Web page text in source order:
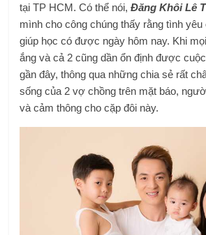
tại TP HCM. Có thể nói, Đăng Khôi Lê
mình cho công chúng thấy rằng tình
giúp học có được ngày hôm nay. Khi
ắng và cả 2 cũng dần ổn định được
gần đây, thông qua những chia sẻ rất
sống của 2 vợ chồng trên mặt báo,
và cảm thông cho cặp đôi này.